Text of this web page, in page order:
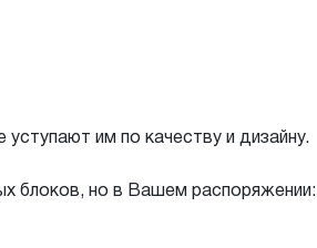
им по качеству и дизайну.
блоков, но в Вашем распоряжении: